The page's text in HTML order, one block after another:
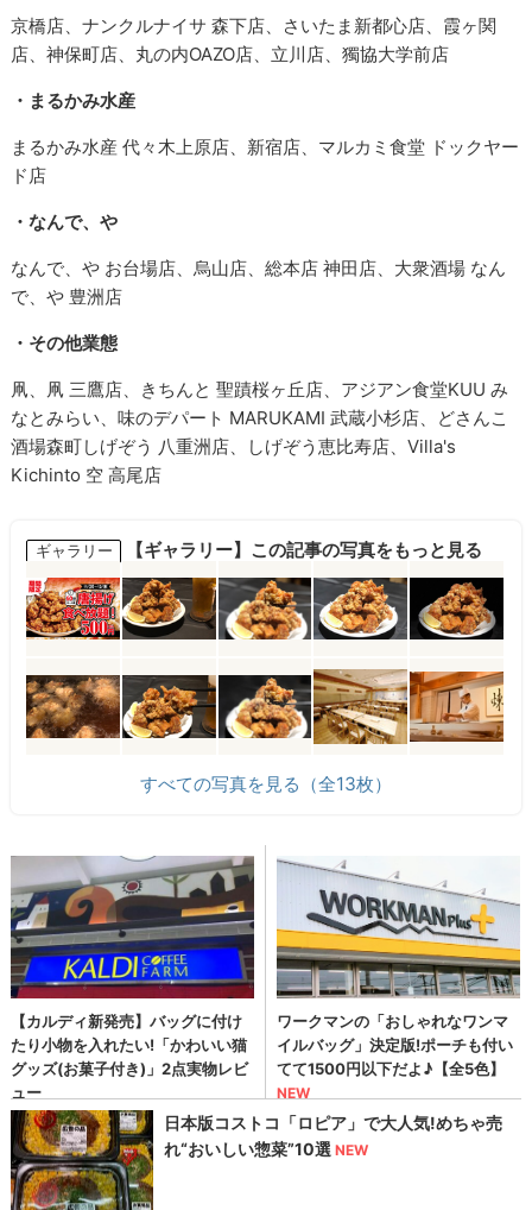
京橋店、ナンクルナイサ 森下店、さいたま新都心店、霞ヶ関
店、神保町店、丸の内OAZO店、立川店、獨協大学前店
・まるかみ水産
まるかみ水産 代々木上原店、新宿店、マルカミ食堂 ドックヤー
ド店
・なんで、や
なんで、や お台場店、烏山店、総本店 神田店、大衆酒場 なん
で、や 豊洲店
・その他業態
凧、凧 三鷹店、きちんと 聖蹟桜ヶ丘店、アジアン食堂KUU み
なとみらい、味のデパート MARUKAMI 武蔵小杉店、どさんこ
酒場森町しげぞう 八重洲店、しげぞう恵比寿店、Villa's
Kichinto 空 高尾店
ギャラリー 【ギャラリー】この記事の写真をもっと見る
すべての写真を見る（全13枚）